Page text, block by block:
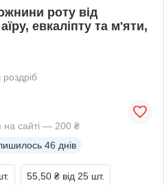
роту від
евкаліпту та м'яти,
роздріб
на сайті — 200 ₴
46 днів
55,50 ₴ від 25 шт.